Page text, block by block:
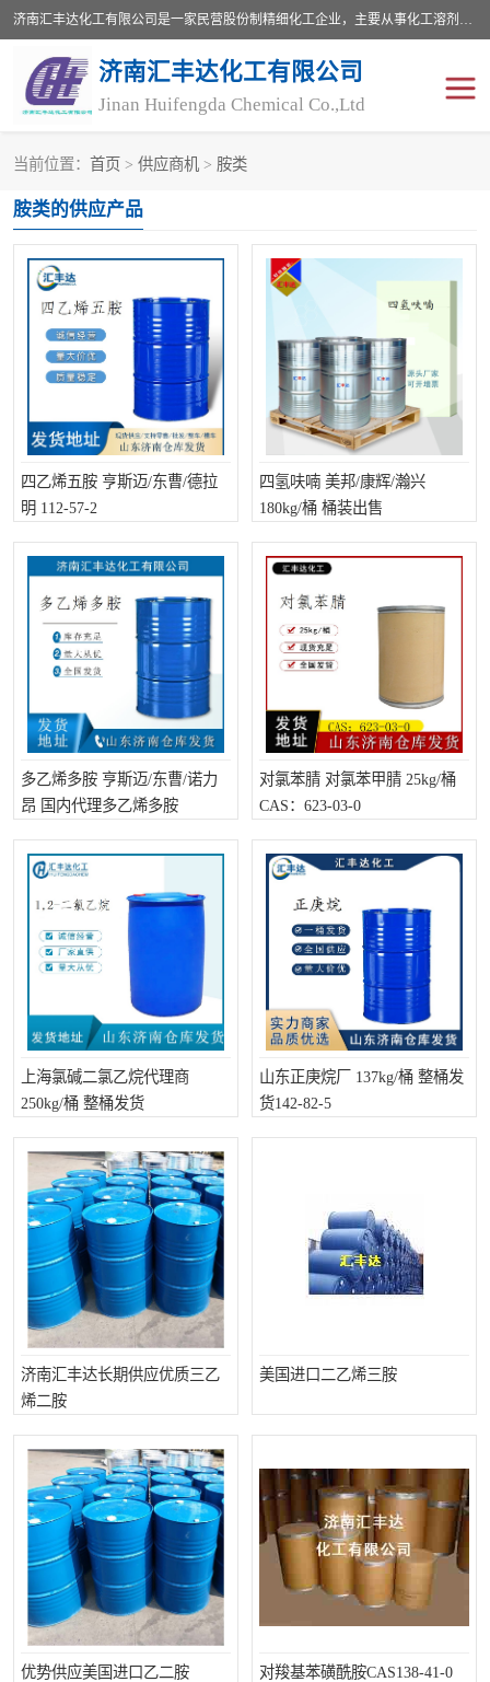
济南汇丰达化工有限公司是一家民营股份制精细化工企业，主要从事化工溶剂、药用辅料、合成中间体等深加工产品的研制开发、生产、销售和进出口贸易。主营产品：环氧丙烷，十二烷基苯，甲基磺酸，磺酸，DMF，DMAC，甘油，苯甲醇，乙酰氯，甲基丙烯酸，甲基丙烯酸甲酯，叔丁醇，异辛酸，二乙烯三胺，一乙，二乙‎，三乙醇胺，原乙酸三甲酯等化工产品及中间体。欢迎各界朋友洽谈咨询业务。
济南汇丰达化工有限公司
Jinan Huifengda Chemical Co.,Ltd
当前位置： 首页 > 供应商机 > 胺类
胺类的供应产品
四乙烯五胺 亨斯迈/东曹/德拉
明 112-57-2
四氢呋喃 美邦/康辉/瀚兴
180kg/桶 桶装出售
多乙烯多胺 亨斯迈/东曹/诺力
昂 国内代理多乙烯多胺
对氯苯腈 对氯苯甲腈 25kg/桶
CAS：623-03-0
上海氯碱二氯乙烷代理商
250kg/桶 整桶发货
山东正庚烷厂 137kg/桶 整桶发
货142-82-5
济南汇丰达长期供应优质三乙
烯二胺
美国进口二乙烯三胺
优势供应美国进口乙二胺 对羧基苯磺酰胺CAS138-41-0
醇类 醚类
酮类 酚类
羧酸衍生物 无机化工原料
有机溶剂
添加剂助剂 十二烷基苯
十二烷基苯磺酸 甲醇钠
乙醇钠 三乙胺
丙二醇甲醚醋酸酯
过氧化苯甲酰 多聚磷酸
叔丁基苯 砜类
醛类 芳烃化合物
合成中间体
水处理助剂